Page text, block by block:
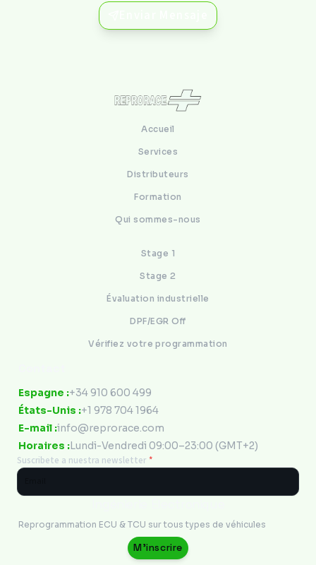
Accueil
Services
Distributeurs
Formation
Qui sommes-nous
Stage 1
Stage 2
Évaluation industrielle
DPF/EGR Off
Vérifiez votre programmation
Espagne :+34 910 600 499
États-Unis :+1 978 704 1964
E-mail :info@reprorace.com
Horaires :Lundi-Vendredi 09:00–23:00 (GMT+2)
Suscribete a nuestra newsletter *
Reprogrammation ECU & TCU sur tous types de véhicules
M'inscrire